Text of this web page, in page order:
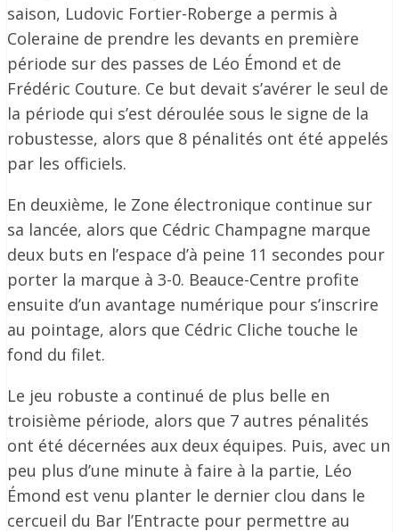
saison, Ludovic Fortier-Roberge a permis à
Coleraine de prendre les devants en première
période sur des passes de Léo Émond et de
Frédéric Couture. Ce but devait s’avérer le seul de
la période qui s’est déroulée sous le signe de la
robustesse, alors que 8 pénalités ont été appelés
par les officiels.
En deuxième, le Zone électronique continue sur
sa lancée, alors que Cédric Champagne marque
deux buts en l’espace d’à peine 11 secondes pour
porter la marque à 3-0. Beauce-Centre profite
ensuite d’un avantage numérique pour s’inscrire
au pointage, alors que Cédric Cliche touche le
fond du filet.
Le jeu robuste a continué de plus belle en
troisième période, alors que 7 autres pénalités
ont été décernées aux deux équipes. Puis, avec un
peu plus d’une minute à faire à la partie, Léo
Émond est venu planter le dernier clou dans le
cercueil du Bar l’Entracte pour permettre au